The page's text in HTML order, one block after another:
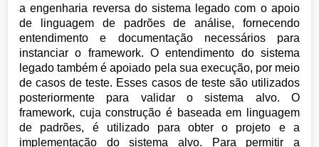
a engenharia reversa do sistema legado com o apoio
de linguagem de padrões de análise, fornecendo
entendimento e documentação necessários para
instanciar o framework. O entendimento do sistema
legado também é apoiado pela sua execução, por meio
de casos de teste. Esses casos de teste são utilizados
posteriormente para validar o sistema alvo. O
framework, cuja construção é baseada em linguagem
de padrões, é utilizado para obter o projeto e a
implementação do sistema alvo. Para permitir a